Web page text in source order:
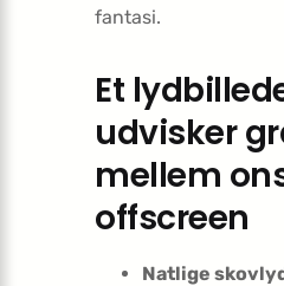
fantasi.
Et
udvisker
mellem
offscreen
Natlige